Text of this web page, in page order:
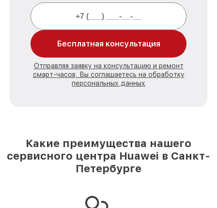
Бесплатная консультация
Отправляя заявку на консультацию и ремонт
смарт-часов, Вы соглашаетесь на обработку
персональных данных
Какие преимущества нашего
сервисного центра Huawei в Санкт-
Петербурге